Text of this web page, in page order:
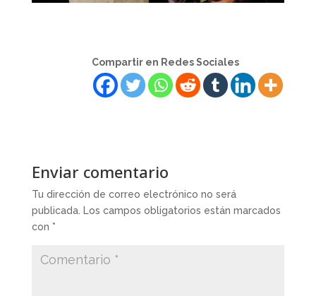
Compartir en Redes Sociales
Enviar comentario
Tu dirección de correo electrónico no será
publicada. Los campos obligatorios están marcados
con *